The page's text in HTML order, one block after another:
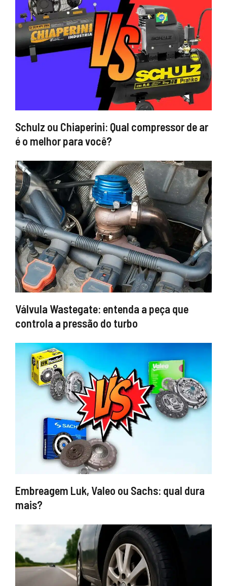
Schulz ou Chiaperini: Qual compressor de ar
é o melhor para você?
Válvula Wastegate: entenda a peça que
controla a pressão do turbo
Embreagem Luk, Valeo ou Sachs: qual dura
mais?